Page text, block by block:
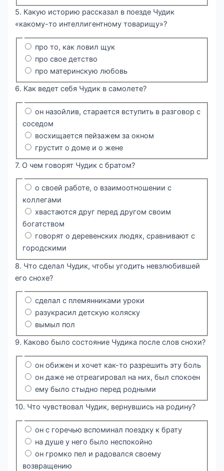
5. Какую историю рассказал в поезде Чудик
«какому-то интеллигентному товарищу»?
про то, как ловил щук
про свое детство
про материнскую любовь
6. Как ведет себя Чудик в самолете?
он назойлив, старается вступить в разговор с
соседом
восхищается пейзажем за окном
грустит о доме и о жене
7. О чем говорят Чудик с братом?
о своей работе, о взаимоотношении с
коллегами
хвастаются друг перед другом своим
богатством
говорят о деревенских людях, сравнивают с
городскими
8. Что сделал Чудик, чтобы угодить невзлюбившей
его снохе?
сделал с племянниками уроки
разукрасил детскую коляску
вымыл пол
9. Каково было состояние Чудика после слов снохи?
он обижен и хочет как-то разрешить эту боль
он даже не отреагировал на них, был спокоен
ему было стыдно перед родными
10. Что чувствовал Чудик, вернувшись на родину?
он с горечью вспоминал поездку к брату
на душе у него было неспокойно
он громко пел и радовался своему
возвращению